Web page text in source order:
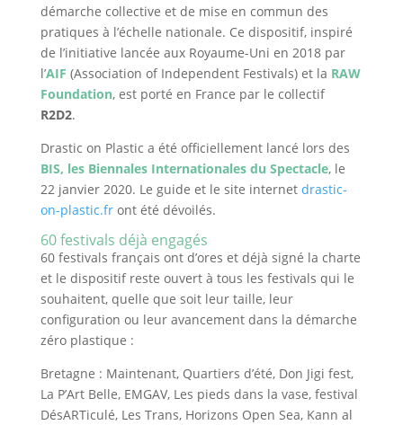
démarche collective et de mise en commun des
pratiques à l’échelle nationale. Ce dispositif, inspiré
de l’initiative lancée aux Royaume-Uni en 2018 par
l’AIF (Association of Independent Festivals) et la RAW
Foundation, est porté en France par le collectif
R2D2.
Drastic on Plastic a été officiellement lancé lors des
BIS, les Biennales Internationales du Spectacle, le
22 janvier 2020. Le guide et le site internet drastic-
on-plastic.front été dévoilés.
60 festivals déjà engagés
60 festivals français ont d’ores et déjà signé la charte
et le dispositif reste ouvert à tous les festivals qui le
souhaitent, quelle que soit leur taille, leur
configuration ou leur avancement dans la démarche
zéro plastique :
Bretagne : Maintenant, Quartiers d’été, Don Jigi fest,
La P’Art Belle, EMGAV, Les pieds dans la vase, festival
DésARTiculé, Les Trans, Horizons Open Sea, Kann al